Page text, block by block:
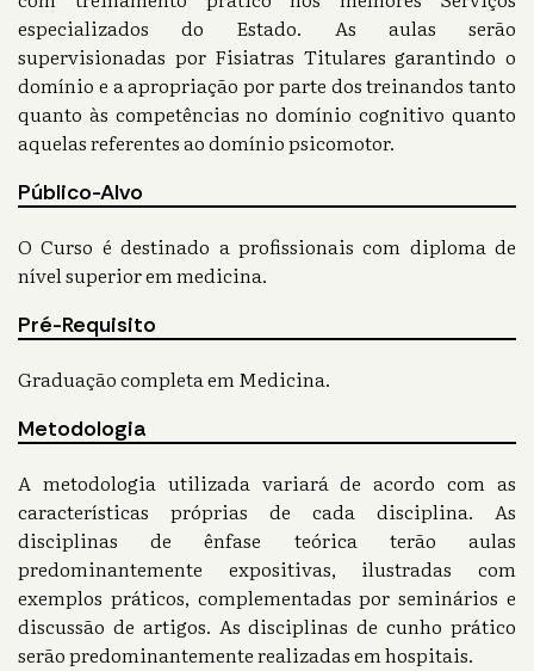
especializados do Estado. As aulas serão
supervisionadas por Fisiatras Titulares garantindo o
domínio e a apropriação por parte dos treinandos tanto
quanto às competências no domínio cognitivo quanto
aquelas referentes ao domínio psicomotor.
Público-Alvo
O Curso é destinado a profissionais com diploma de
nível superior em medicina.
Pré-Requisito
Graduação completa em Medicina.
Metodologia
A metodologia utilizada variará de acordo com as
características próprias de cada disciplina. As
disciplinas de ênfase teórica terão aulas
predominantemente expositivas, ilustradas com
exemplos práticos, complementadas por seminários e
discussão de artigos. As disciplinas de cunho prático
serão predominantemente realizadas em hospitais.